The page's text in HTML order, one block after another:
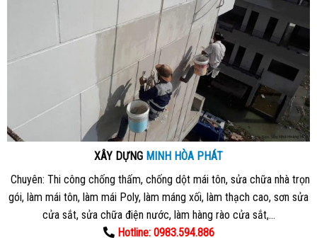
XÂY DỰNG MINH HÒA PHÁT
Chuyên: Thi công chống thấm, chống dột mái tôn, sửa chữa nhà trọn
gói, làm mái tôn, làm mái Poly, làm máng xối, làm thạch cao, sơn sửa
cửa sắt, sửa chữa điện nước, làm hàng rào cửa sắt,…
Hotline: 0983.594.886